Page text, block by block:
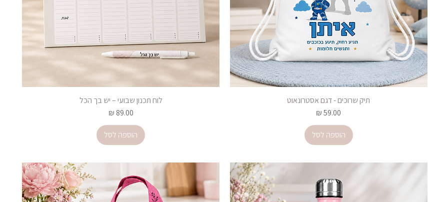
תיק שרוכים - דגם אסטרונאוט
מחיר
הוספה לסל
לוח תכנון שבועי – יש בך הכל
מחיר
הוספה לסל